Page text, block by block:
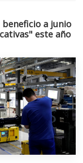
beneficio a junio
este año